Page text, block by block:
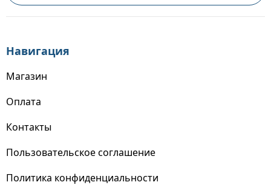
Навигация
Магазин
Оплата
Контакты
Пользовательское соглашение
Политика конфиденциальности